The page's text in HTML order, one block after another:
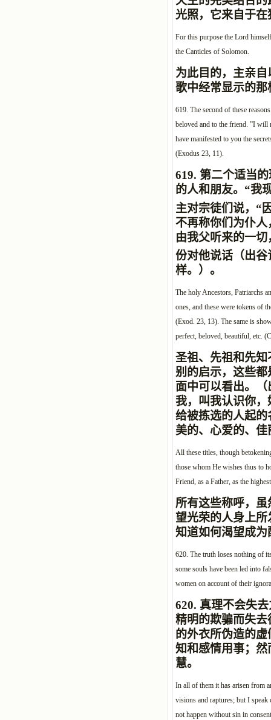
光照，它来自于
For this purpose the Lord
the Canticles of Solomon.
为此目的，主亲
歌中经常显示的那
619. The second of these
beloved and to the friend. ”I will
have manifested to you the
(Exodus 23, 11).
619. 第二个适当
的人和朋友。“我
主对宗徒们说，“
不再称你们为仆
由我父听来的一
份对他说话（出谷
样。 ）。
The holy Ancestors, Patriarchs
ones, and these were tokens of
(Exod. 23, 13). The same is
perfect, beloved, beautiful, etc.
圣祖、先祖和先
别的启示，这些
面中可以看出。（
我，叫我认识你
给被拣选的人起
美的、心爱的、
All these titles, though
those whom He wishes thus to
Friend, as a Father, as the
所有这些称呼，
望光荣的人身上
知道如何渴望成
620. The truth loses nothing of
some souls have been led into
women on account of their
620. 真理不会失
精明的欺骗而失
的外衣所伪造的
知和感情用事；
慧。
In all of them it has arisen from
visions and raptures; but I
not happen without sin in